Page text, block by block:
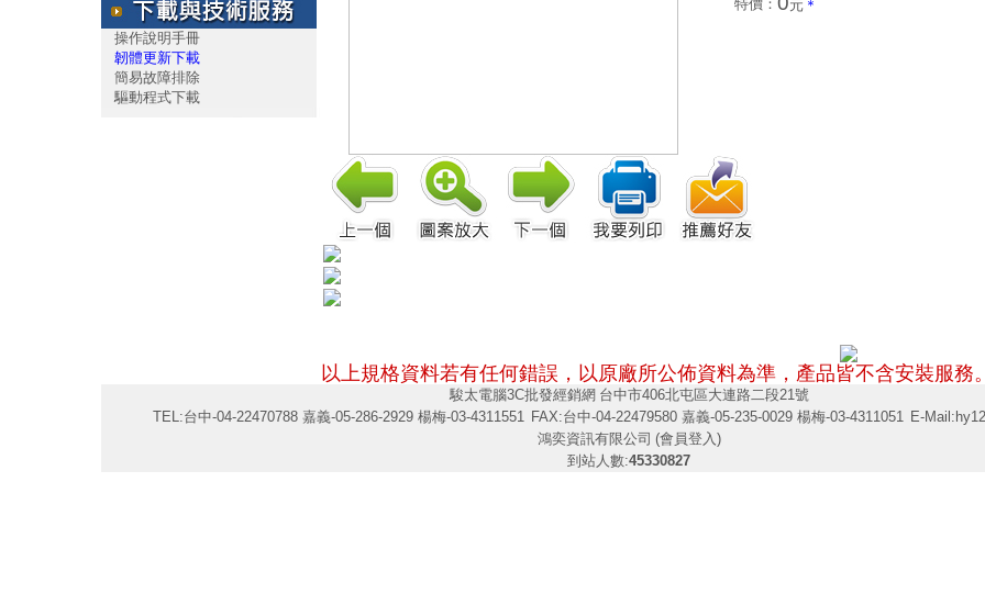
操作說明手冊
韌體更新下載
簡易故障排除
驅動程式下載
特價： 元 ＊
以上規格資料若有任何錯誤，以原廠所公佈資料為準， 產品皆不含安裝服務。
駿太電腦3C批發經銷網 台中市406北屯區大連路二段21號
TEL:台中-04-22470788 嘉義-05-286-2929 楊梅-03-4311551 FAX:台中-04-22479580 嘉義-05-235-0029 楊梅-03-4311051 E-Mail:
鴻奕資訊有限公司 (會員登入)
到站人數:45330827